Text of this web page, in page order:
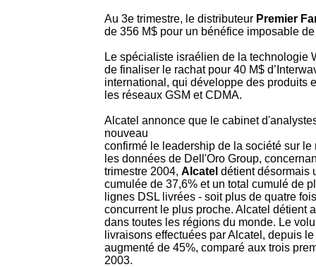
Au 3e trimestre, le distributeur Premier
de 356 M$ pour un bénéfice imposable
Le spécialiste israélien de la technologie
de finaliser le rachat pour 40 M$
international, qui développe des produits
les réseaux GSM et CDMA.
Alcatel annonce que le cabinet
nouveau
confirmé le leadership de la société sur le
les données de Dell'Oro Group,
trimestre 2004, Alcatel détient désormais
cumulée de 37,6% et un total cumulé de
lignes DSL livrées - soit plus de quatre
concurrent le plus proche. Alcatel détient
dans toutes les régions du monde. Le
livraisons effectuées par Alcatel, depuis
augmenté de 45%, comparé aux trois
2003.